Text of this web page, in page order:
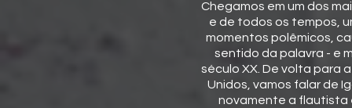
Chegamos em um dos
e de todos os tempos,
momentos polêmicos,
sentido da palavra - e
século XX. De volta para
Unidos, vamos falar de
novamente a flautista